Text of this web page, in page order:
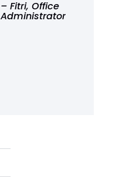
– Fitri, Office
Administrator